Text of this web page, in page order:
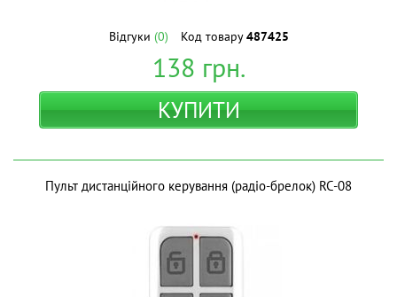
Відгуки (0) Код товару487425
138 грн.
КУПИТИ
Пульт дистанційного керування (радіо-брелок) RC-08